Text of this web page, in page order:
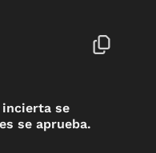
incierta se
se aprueba.